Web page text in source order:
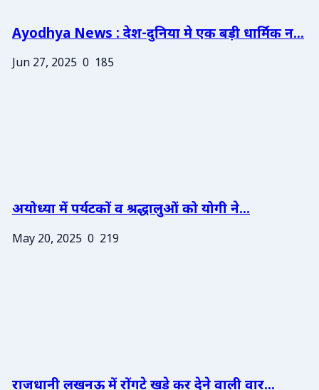
Ayodhya News : देश-दुनिया मे एक बड़ी धार्मिक न...
Jun 27, 2025 0 185
अयोध्या में पर्यटकों व श्रद्धालुओं को योगी ने...
May 20, 2025 0 219
राजधानी लखनऊ में रोंगटे खड़े कर देने वाली वार...